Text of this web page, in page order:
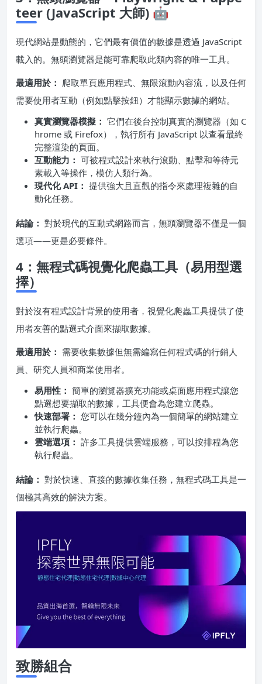
teer (JavaScript 大師) 🤖
現代網站是動態的，它們最有價值的數據是透過 JavaScript
載入的。無頭瀏覽器是能可靠爬取此類內容的唯一工具。
最適用於： 爬取單頁應用程式、無限滾動內容流，以及任何
需要使用者互動（例如點擊按鈕）才能顯示數據的網站。
真實瀏覽器模擬： 它們在後台控制真實的瀏覽器（如 C
hrome 或 Firefox），執行所有 JavaScript 以查看最終
完整渲染的頁面。
互動能力： 可被程式設計來執行滾動、點擊和等待元
素載入等操作，模仿人類行為。
現代化 API： 提供強大且直觀的指令來處理複雜的自
動化任務。
結論： 對於現代的互動式網路而言，無頭瀏覽器不僅是一個
選項——更是必要條件。
4：無程式碼視覺化爬蟲工具（易用型選
擇）
對於沒有程式設計背景的使用者，視覺化爬蟲工具提供了使
用者友善的點選式介面來擷取數據。
最適用於： 需要收集數據但無需編寫任何程式碼的行銷人
員、研究人員和商業使用者。
易用性： 簡單的瀏覽器擴充功能或桌面應用程式讓您
點選想要擷取的數據，工具便會為您建立爬蟲。
快速部署： 您可以在幾分鐘內為一個簡單的網站建立
並執行爬蟲。
雲端選項： 許多工具提供雲端服務，可以按排程為您
執行爬蟲。
結論： 對於快速、直接的數據收集任務，無程式碼工具是一
個極其高效的解決方案。
致勝組合